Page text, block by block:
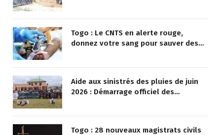
Togo : Le CNTS en alerte rouge,
donnez votre sang pour sauver des
Aide aux sinistrés des pluies de juin
2026 : Démarrage officiel des
Togo : 28 nouveaux magistrats civils